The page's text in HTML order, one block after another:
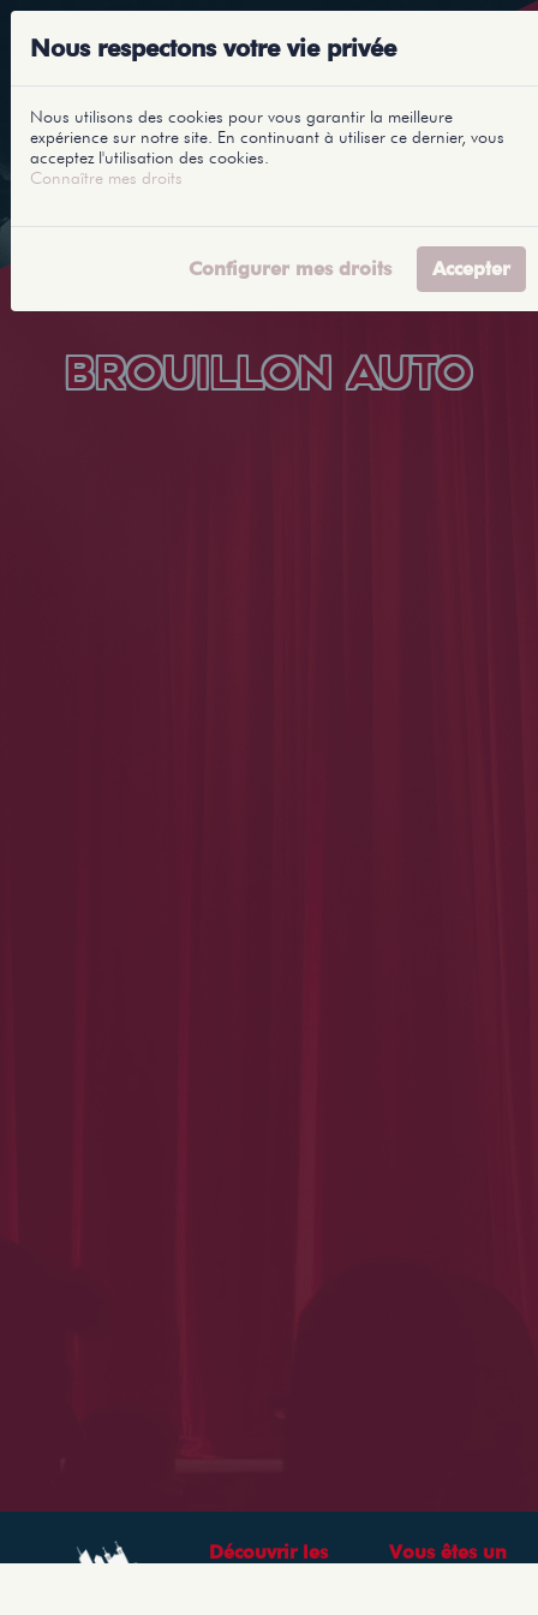
BROUILLON AUTO
Découvrir les
Vous êtes un
Nous respectons votre vie privée
Nous utilisons des cookies pour vous garantir la meilleure
expérience sur notre site. En continuant à utiliser ce dernier, vous
acceptez l'utilisation des cookies.
Connaître mes droits
Configurer mes droits Accepter